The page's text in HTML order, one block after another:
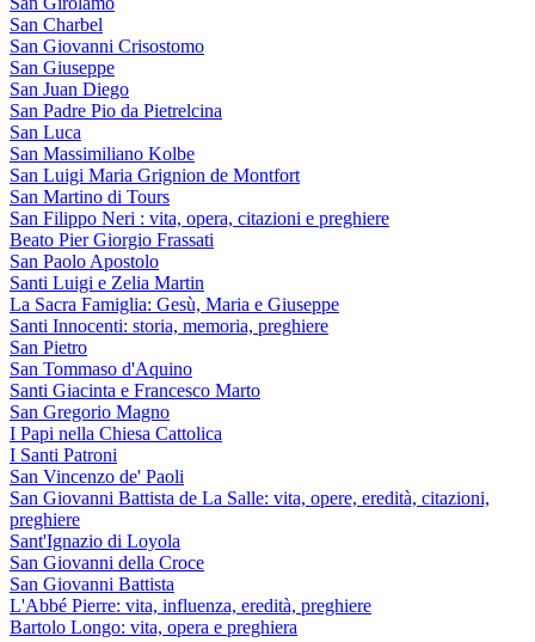
San Charbel
San Giovanni Crisostomo
San Giuseppe
San Juan Diego
San Padre Pio da Pietrelcina
San Luca
San Massimiliano Kolbe
San Luigi Maria Grignion de Montfort
San Martino di Tours
San Filippo Neri : vita, opera, citazioni e preghiere
Beato Pier Giorgio Frassati
San Paolo Apostolo
Santi Luigi e Zelia Martin
La Sacra Famiglia: Gesù, Maria e Giuseppe
Santi Innocenti: storia, memoria, preghiere
San Pietro
San Tommaso d'Aquino
Santi Giacinta e Francesco Marto
San Gregorio Magno
I Papi nella Chiesa Cattolica
I Santi Patroni
San Vincenzo de' Paoli
San Giovanni Battista de La Salle: vita, opere, eredità, citazioni,
preghiere
Sant'Ignazio di Loyola
San Giovanni della Croce
San Giovanni Battista
L'Abbé Pierre: vita, influenza, eredità, preghiere
Bartolo Longo: vita, opera e preghiera